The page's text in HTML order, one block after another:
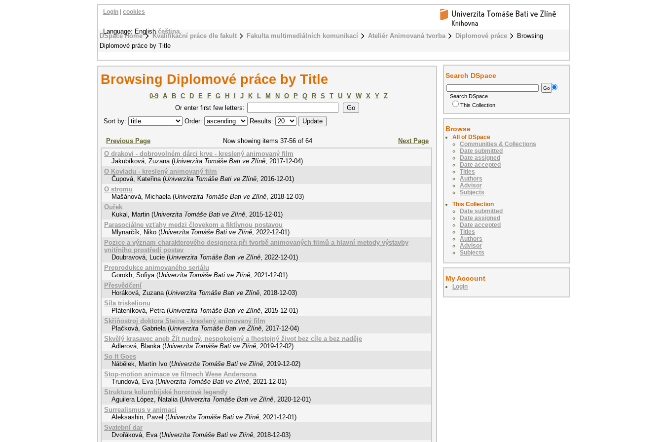
DSpace Home Kvalifikační práce dle fakult Fakulta multimediálních komunikací Ateliér Animovaná tvorba Diplomové práce
Browsing
Diplomové práce by Title
Login cookies
Language: Englishčeština
Browsing Diplomové práce by Title
0-9 A B C D E F G H J K L M N O P Q R S T U V W X Y
Z
Or enter first few letters:
Sort by:
Order: Results:
Previous Page Now showing items 37-56 of 64
Next Page
O drakovi - dobrovolném dárci krve - kreslený animovaný film
Jakubíková, Zuzana (Univerzita Tomáše Bati ve Zlíně, 2017-12-04)
O Kovladu - kreslený animovaný film
Čupová, Kateřina (Univerzita Tomáše Bati ve Zlíně, 2016-12-01)
O stromu
Mašánová, Michaela (Univerzita Tomáše Bati ve Zlíně, 2018-12-03)
Ouřek
Kukal, Martin (Univerzita Tomáše Bati ve Zlíně, 2015-12-01)
Parasociálne vzťahy medzi človekom a fiktívnou postavou
Mlynarčík, Niko (Univerzita Tomáše Bati ve Zlíně, 2022-12-01)
Pozice a význam charakterového designera při tvorbě animovaných filmů a hlavní metody výstavby
vnitřního prostředí postav
Doubravová, Lucie (Univerzita Tomáše Bati ve Zlíně, 2022-12-01)
Preprodukce animovaného seriálu
Gorokh, Sofiya (Univerzita Tomáše Bati ve Zlíně, 2021-12-01)
Přesvědčení
Horáková, Zuzana (Univerzita Tomáše Bati ve Zlíně, 2018-12-03)
Síla triskelionu
Pláteníková, Petra (Univerzita Tomáše Bati ve Zlíně, 2015-12-01)
Skříňostroj doktora Steina - kreslený animovaný film
Plačková, Gabriela (Univerzita Tomáše Bati ve Zlíně, 2017-12-04)
Skvělý krasavec aneb Žít nudný, nespokojený a lhostejný život bez cíle a bez naděje
Adlerová, Blanka (Univerzita Tomáše Bati ve Zlíně, 2019-12-02)
So It Goes
Nábělek, Martin Ivo (Univerzita Tomáše Bati ve Zlíně, 2019-12-02)
Stop-motion animace ve filmech Wese Andersona
Trundová, Eva (Univerzita Tomáše Bati ve Zlíně, 2021-12-01)
Struktura kolumbijské hororové legendy
Aguilera López, Natalia (Univerzita Tomáše Bati ve Zlíně, 2020-12-01)
Surrealismus v animaci
Aleksashin, Pavel (Univerzita Tomáše Bati ve Zlíně, 2021-12-01)
Svatební dar
Dvořáková, Eva (Univerzita Tomáše Bati ve Zlíně, 2018-12-03)
Search DSpace
Search DSpace
This Collection
Browse
All of DSpace
Communities & Collections
Date submitted
Date assigned
Date accepted
Titles
Authors
Advisor
Subjects
This Collection
Date submitted
Date assigned
Date accepted
Titles
Authors
Advisor
Subjects
My Account
Login